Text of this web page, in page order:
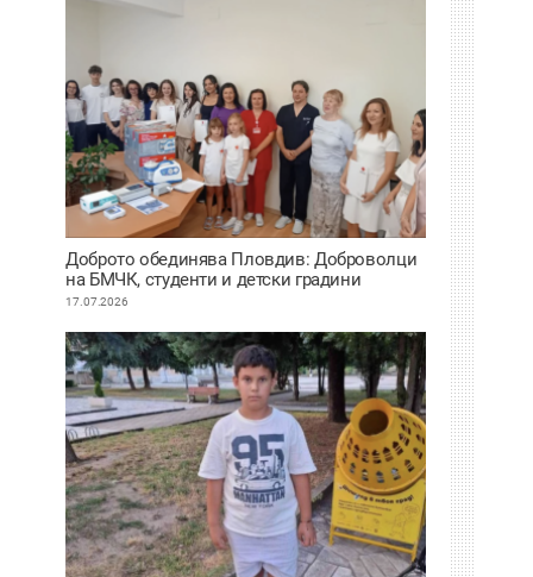
Доброто обединява Пловдив: Доброволци
на БМЧК, студенти и детски градини
осигуриха нова апаратура за детската
17.07.2026